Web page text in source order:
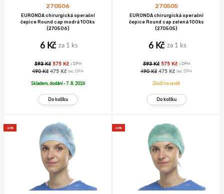
270506
EURONDA chirurgická operační
čepice Round cap modrá 100ks
(270506)
6 Kč za 1 ks
593 Kč 575 Kč s DPH
490 Kč 475 Kč bez DPH
Skladem, dodání - 7. 8. 2026
270505
EURONDA chirurgická operační
čepice Round cap zelená 100ks
(270505)
6 Kč za 1 ks
593 Kč 575 Kč s DPH
490 Kč 475 Kč bez DPH
Zboží na cestě
-12% -12%